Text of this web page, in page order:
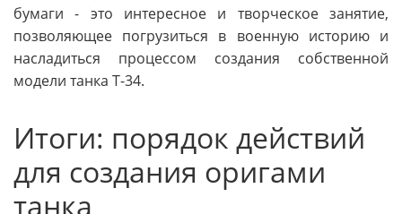
бумаги - это интересное и творческое занятие,
позволяющее погрузиться в военную историю и
насладиться процессом создания собственной
модели танка Т-34.
Итоги: порядок действий
для создания оригами
танка